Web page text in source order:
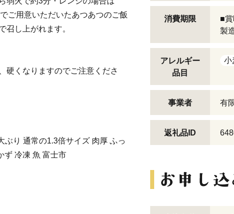
ご用意いただいたあつあつのご飯
召し上がれます。
硬くなりますのでご注意くださ
ぶり 通常の1.3倍サイズ 肉厚 ふっ
ず 冷凍 魚 富士市
消費期限
■
製
アレルギー
品目
小
事業者 有
返礼品ID